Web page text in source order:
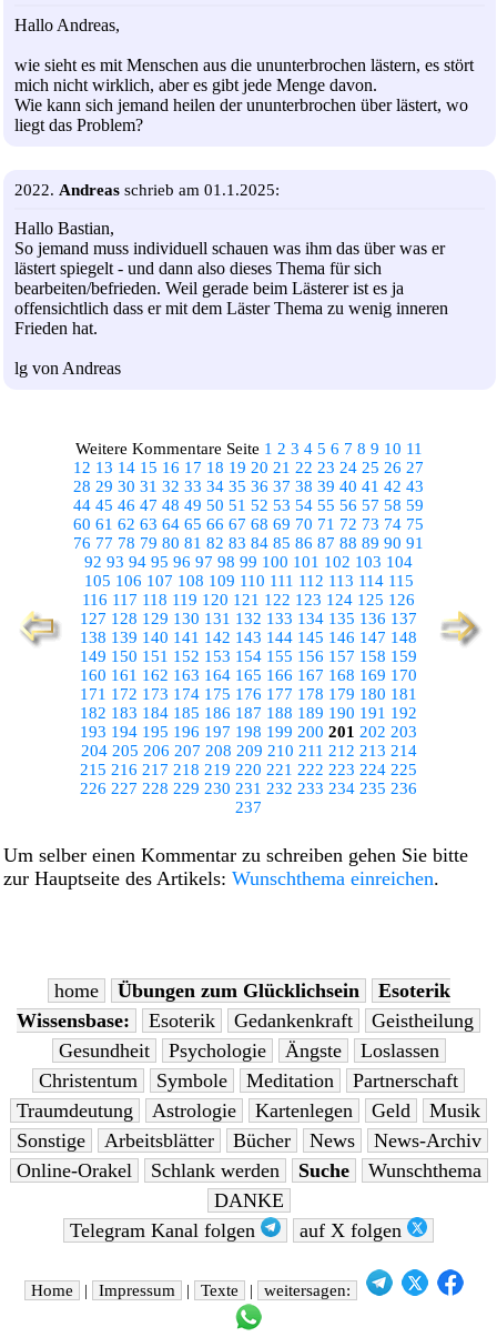
Hallo Andreas,
wie sieht es mit Menschen aus die ununterbrochen lästern, es stört
mich nicht wirklich, aber es gibt jede Menge davon.
Wie kann sich jemand heilen der ununterbrochen über lästert, wo
liegt das Problem?
2022. Andreas schrieb am 01.1.2025:
Hallo Bastian,
So jemand muss individuell schauen was ihm das über was er
lästert spiegelt - und dann also dieses Thema für sich
bearbeiten/befrieden. Weil gerade beim Lästerer ist es ja
offensichtlich dass er mit dem Läster Thema zu wenig inneren
Frieden hat.
lg von Andreas
Weitere Kommentare Seite 1 2 3 4 5 6 7 8 9 10 11
12 13 14 15 16 17 18 19 20 21 22 23 24 25 26 27
28 29 30 31 32 33 34 35 36 37 38 39 40 41 42 43
44 45 46 47 48 49 50 51 52 53 54 55 56 57 58 59
60 61 62 63 64 65 66 67 68 69 70 71 72 73 74 75
76 77 78 79 80 81 82 83 84 85 86 87 88 89 90 91
92 93 94 95 96 97 98 99 100 101 102 103 104
105 106 107 108 109 110 111 112 113 114 115
116 117 118 119 120 121 122 123 124 125 126
127 128 129 130 131 132 133 134 135 136 137
138 139 140 141 142 143 144 145 146 147 148
149 150 151 152 153 154 155 156 157 158 159
160 161 162 163 164 165 166 167 168 169 170
171 172 173 174 175 176 177 178 179 180 181
182 183 184 185 186 187 188 189 190 191 192
193 194 195 196 197 198 199 200 201 202 203
204 205 206 207 208 209 210 211 212 213 214
215 216 217 218 219 220 221 222 223 224 225
226 227 228 229 230 231 232 233 234 235 236
237
Um selber einen Kommentar zu schreiben gehen Sie bitte
zur Hauptseite des Artikels: Wunschthema einreichen.
home Übungen zum Glücklichsein
Esoterik
Wissensbase:
Esoterik Gedankenkraft
Geistheilung
Gesundheit
Psychologie Ängste
Loslassen
Christentum
Symbole Meditation
Partnerschaft
Traumdeutung
Astrologie Kartenlegen Geld
Musik
Sonstige
Arbeitsblätter Bücher News
News-Archiv
Online-Orakel
Schlank werden Suche
Wunschthema
DANKE
Telegram Kanal folgen
auf X folgen
Home | Impressum | Texte | weitersagen: